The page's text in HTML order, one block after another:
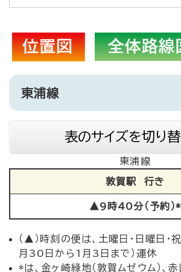
東浦線
表のサイズを切り
東浦線
敦賀駅 行き
▲9時40分（ 予約）*
（▲）時刻の便は、土曜日・日曜日・
月30日から1月3日まで）運休
*は、金ヶ崎緑地（敦賀ムゼウム）、